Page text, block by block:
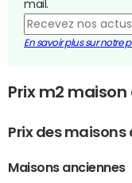
mail.
En savoir plus sur notre
Prix m2
Prix des maisons
Maisons anciennes